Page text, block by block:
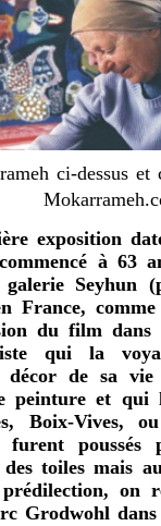
ci-dessus et
date de
à 63
Seyhun
France,
du film dans
qui la
décor de sa
peinture et qui
Boix-Vives,
furent
toiles mais
on
Grodwohl dans